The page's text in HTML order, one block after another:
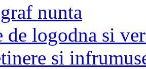
nunta
de logodna si
si